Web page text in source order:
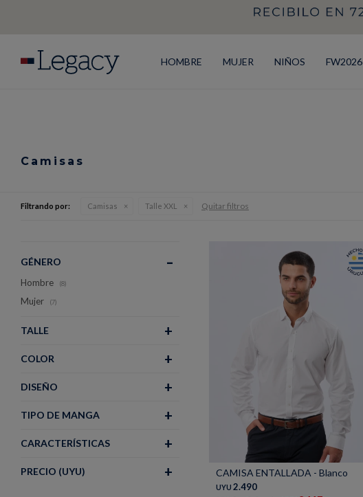
HOMBRE MUJER NIÑOS FW2026
Camisas
Filtrando por: Camisas Talle XXL Quitar filtros
CAMISA ENTALLADA - Blanco
UYU 2.490
GÉNERO
Hombre (8)
Mujer (7)
CARACTERÍSTICAS
TALLE
PRECIO (UYU)
COLOR
DISEÑO
TIPO DE MANGA